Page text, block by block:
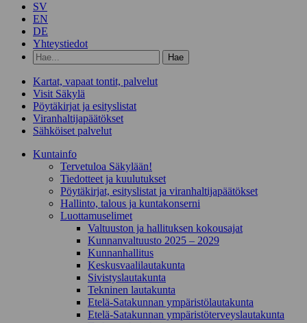
SV
EN
DE
Yhteystiedot
Hae
hakusanalla:
Kartat, vapaat tontit, palvelut
Visit Säkylä
Pöytäkirjat ja esityslistat
Viranhaltijapäätökset
Sähköiset palvelut
Kunta­info
Tervetuloa Säkylään!
Tiedotteet ja kuulutukset
Pöytäkirjat, esityslistat ja viranhaltijapäätökset
Hallinto, talous ja kuntakonserni
Luottamuselimet
Valtuuston ja hallituksen kokousajat
Kunnanvaltuusto 2025 – 2029
Kunnanhallitus
Keskusvaalilautakunta
Sivistyslautakunta
Tekninen lautakunta
Etelä-Satakunnan ympäristölautakunta
Etelä-Satakunnan ympäristöterveyslautakunta